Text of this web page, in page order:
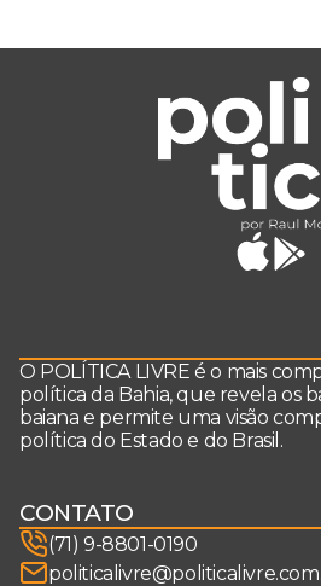
O POLÍTICA LIVRE é o mais
política da Bahia, que revela os
baiana e permite uma visão
política do Estado e do Brasil.
CONTATO
(71) 9-8801-0190